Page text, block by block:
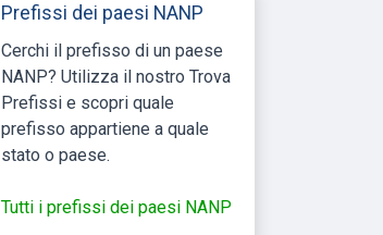
Prefissi dei paesi NANP
Cerchi il prefisso di un paese
NANP? Utilizza il nostro Trova
Prefissi e scopri quale
prefisso appartiene a quale
stato o paese.
Tutti i prefissi dei paesi NANP